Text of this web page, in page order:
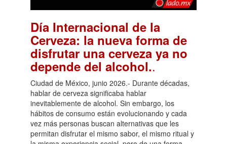
Día Internacional de la
Cerveza: la nueva forma de
disfrutar una cerveza ya no
depende del alcohol..
Ciudad de México, junio 2026.- Durante décadas,
hablar de cerveza significaba hablar
inevitablemente de alcohol. Sin embargo, los
hábitos de consumo están evolucionando y cada
vez más personas buscan alternativas que les
permitan disfrutar el mismo sabor, el mismo ritual y